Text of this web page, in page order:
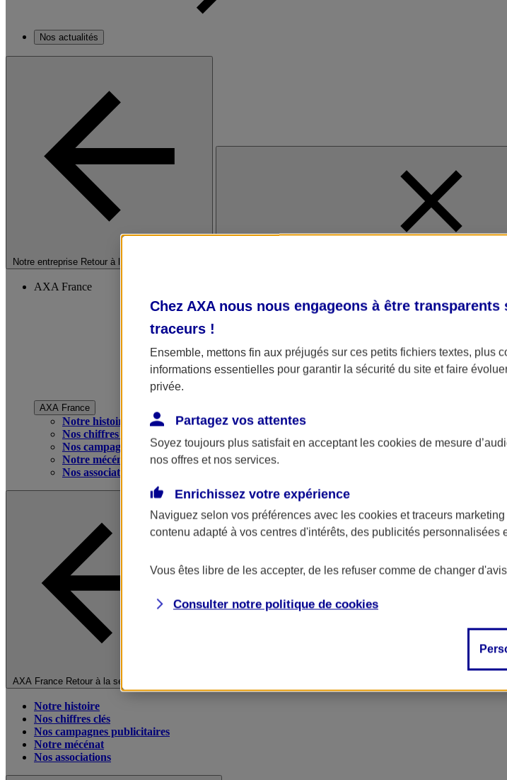
Nos actualités
Notre entreprise Retour à la section précédente
AXA France
AXA France
Notre histoire
Nos chiffres clés
Nos campagnes publicitaires
Notre mécénat
Nos associations
AXA France Retour à la section précédente
Notre histoire
Nos chiffres clés
Nos campagnes publicitaires
Notre mécénat
Nos associations
Chez AXA nous nous engageons à être
traceurs !
Ensemble, mettons fin aux préjugés sur ces petits fichiers textes, plus
informations essentielles pour garantir la sécurité du site et faire
privée.
Partagez vos attentes
Soyez toujours plus satisfait en acceptant les cookies de mesure
nos offres et nos services.
Enrichissez votre expérience
Naviguez selon vos préférences avec les cookies et traceurs
contenu adapté à vos centres d'intérêts, des publicités personnalisées
Vous êtes libre de les accepter, de les refuser comme de changer
Consulter notre politique de cookies